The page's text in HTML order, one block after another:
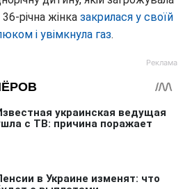
річна жінка закрилася у своїй
і увімкнула газ.